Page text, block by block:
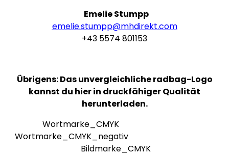
Emelie Stumpp
emelie.stumpp@mhdirekt.com
+43 5574 801153
Übrigens: Das unvergleichliche radbag-Logo
kannst du hier in druckfähiger Qualität
herunterladen.
Wortmarke_CMYK
Wortmarke_CMYK_negativ
Bildmarke_CMYK